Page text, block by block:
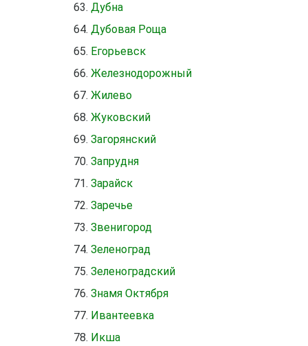
Дубна
Дубовая Роща
Егорьевск
Железнодорожный
Жилево
Жуковский
Загорянский
Запрудня
Зарайск
Заречье
Звенигород
Зеленоград
Зеленоградский
Знамя Октября
Ивантеевка
Икша